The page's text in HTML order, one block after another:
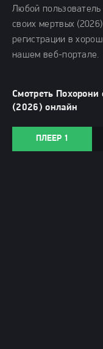
Любой
своих мертвых
регистрации в
нашем веб-портале.
Смотреть Похорони
(2026) онлайн
ПЛЕЕР 1